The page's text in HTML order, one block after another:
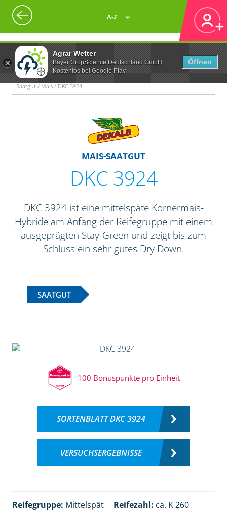
Agrar Wetter
Bayer CropScience Deutschland GmbH
Kostenlos bei Google Play
Öffnen
A-Z
Saatgut / Mais / DKC 3924
MAIS-SAATGUT
DKC 3924
DKC 3924 ist eine mittelspäte Körnermais-
Hybride am Anfang der Reifegruppe mit einem
ausgeprägten Stay-Green und zeigt bis zum
Schluss ein sehr gutes Dry Down.
SAATGUT
100 Bonuspunkte pro Einheit
SORTENBLATT DKC 3924
VERSUCHSERGEBNISSE
Reifegruppe: Mittelspät Reifezahl: ca. K 260